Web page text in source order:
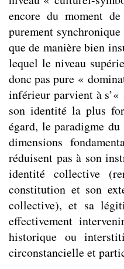
encore du moment
purement
que de manière bien
lequel le niveau
donc pas pure «
inférieur parvient à s’«
son identité la plus
égard, le paradigme
dimensions
réduisent pas à son
identité collective
constitution et son
collective), et sa
effectivement
historique ou
circonstancielle et